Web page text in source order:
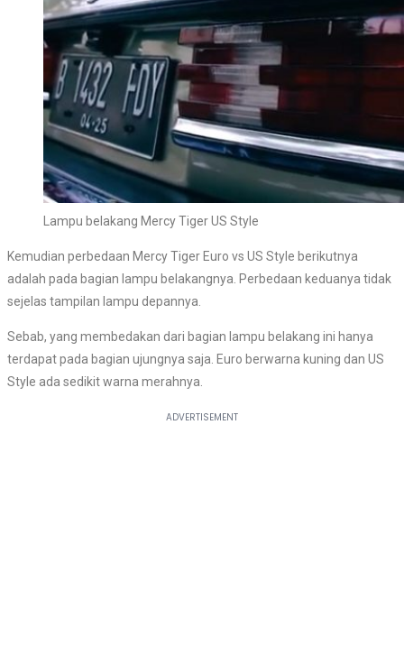
Lampu belakang Mercy Tiger US Style
Kemudian perbedaan Mercy Tiger Euro vs US Style berikutnya
adalah pada bagian lampu belakangnya. Perbedaan keduanya tidak
sejelas tampilan lampu depannya.
Sebab, yang membedakan dari bagian lampu belakang ini hanya
terdapat pada bagian ujungnya saja. Euro berwarna kuning dan US
Style ada sedikit warna merahnya.